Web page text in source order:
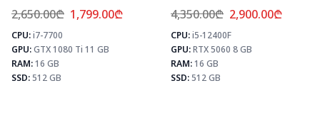
MAX FPS
PUBG
64
Fortnite
76
SSD 512 GB
2,650.00₾ 1,799.00₾
CPU:i7-7700
GPU:GTX 1080 Ti 11 GB
RAM:16 GB
SSD:512 GB
⚡ MAX FPS
CS2
156
PUBG
101
Fortnite
119
512 GB
4,350.00₾ 2,900.00₾
CPU:i5-12400F
GPU:RTX 5060 8 GB
RAM:16 GB
SSD:512 GB